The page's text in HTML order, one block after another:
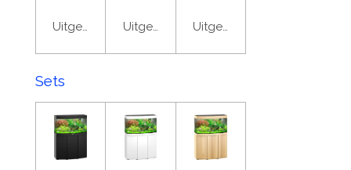
UitgeschakeldUitgeschakeldUitgeschakeld
Sets